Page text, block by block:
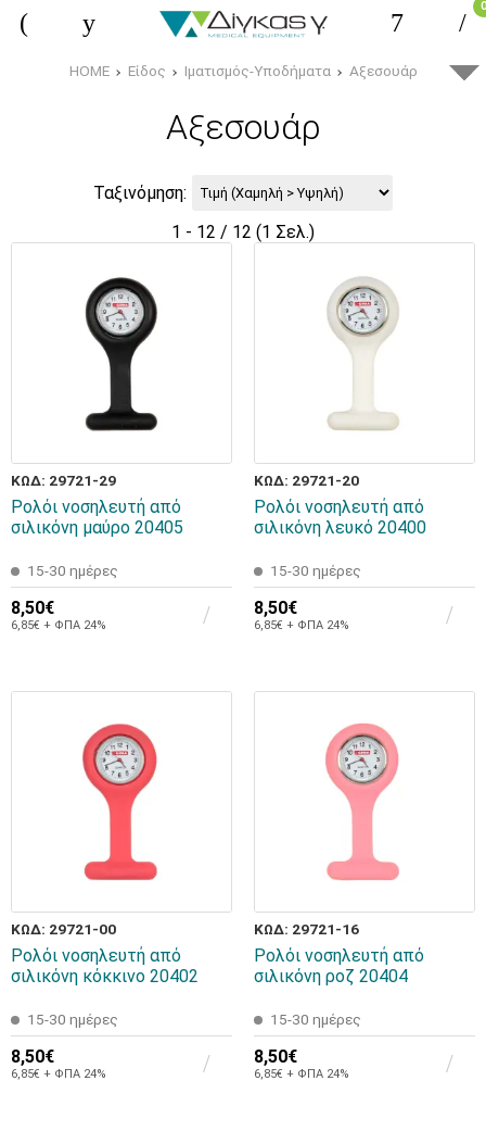
0
HOME Είδος Ιματισμός-Υποδήματα Αξεσουάρ
Αξεσουάρ
Ταξινόμηση:
1 - 12 / 12 (1 Σελ.)
ΚΩΔ: 29721-29
Ρολόι νοσηλευτή από
σιλικόνη μαύρο 20405
15-30 ημέρες
8,50€
6,85€ + ΦΠΑ 24%
ΚΩΔ: 29721-20
Ρολόι νοσηλευτή από
σιλικόνη λευκό 20400
15-30 ημέρες
8,50€
6,85€ + ΦΠΑ 24%
ΚΩΔ: 29721-00
Ρολόι νοσηλευτή από
σιλικόνη κόκκινο 20402
15-30 ημέρες
8,50€
6,85€ + ΦΠΑ 24%
ΚΩΔ: 29721-16
Ρολόι νοσηλευτή από
σιλικόνη ροζ 20404
15-30 ημέρες
8,50€
6,85€ + ΦΠΑ 24%